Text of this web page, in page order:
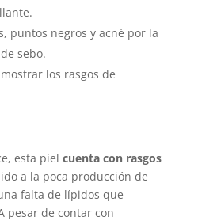
puntos negros y acné por la
sebo.
los rasgos de
esta piel cuenta con rasgos
a la poca producción de
falta de lípidos que
pesar de contar con